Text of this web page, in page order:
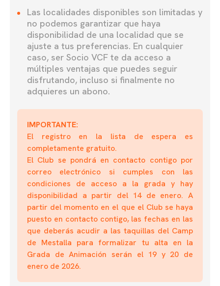
Las localidades disponibles son limitadas y
no podemos garantizar que haya
disponibilidad de una localidad que se
ajuste a tus preferencias. En cualquier
caso, ser Socio VCF te da acceso a
múltiples ventajas que puedes seguir
disfrutando, incluso si finalmente no
adquieres un abono.
IMPORTANTE:
El registro en la lista de espera es
completamente gratuito.
El Club se pondrá en contacto contigo por
correo electrónico si cumples con las
condiciones de acceso a la grada y hay
disponibilidad a partir del 14 de enero. A
partir del momento en el que el Club se haya
puesto en contacto contigo, las fechas en las
que deberás acudir a las taquillas del Camp
de Mestalla para formalizar tu alta en la
Grada de Animación serán el 19 y 20 de
enero de 2026.